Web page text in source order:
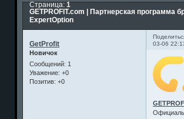
GETPROFIT.com | Партнерская программа
ExpertOption
Страница:1
03-06
GetProfit
Новичок
Сообщений: 1
Уважение: +0
Позитив: +0